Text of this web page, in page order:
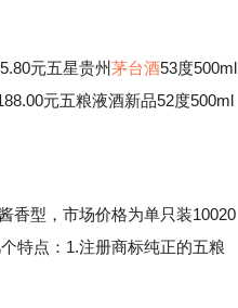
元五星贵州茅台酒53度500ml
元五粮液酒新品52度500ml
香型，市场价格为单只装10020
特点：1.注册商标纯正的五粮